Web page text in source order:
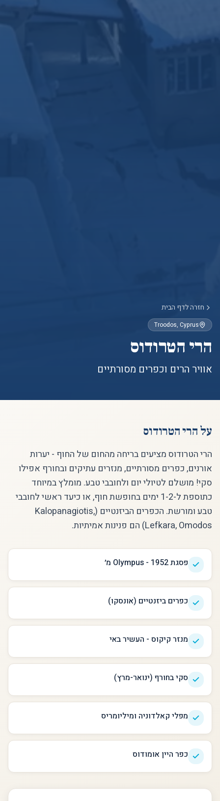
חזרה לדף הבית
Troodos, Cyprus
הרי הטרודוס
אוויר הרים וכפרים מסורתיים
עלהרי הטרודוס
הרי הטרודוס מציעים בריחה מהחום של החוף - יערות
אורנים, כפרים מסורתיים, מנזרים עתיקים ובחורף אפילו
סקי! מושלם לטיולי יום ולחובבי טבע. מומלץ במיוחד
כתוספת ל-1-2 ימים בחופשת חוף, או כיעד ראשי לחובבי
טבע ומורשת. הכפרים הביזנטיים (Kalopanagiotis,
Lefkara, Omodos) הם פנינות אמיתיות.
פסגת Olympus - 1952 מ׳
כפרים ביזנטיים (אונסקו)
מנזר קיקוס - העשיר באי
סקי בחורף (ינואר-מרץ)
מפלי קאלדוניה ומיליומריס
כפר היין אומודוס